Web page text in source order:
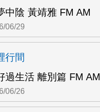
中陰 黃靖雅 FM AM
06/29
行間
過生活 離別篇 FM AM
06/26